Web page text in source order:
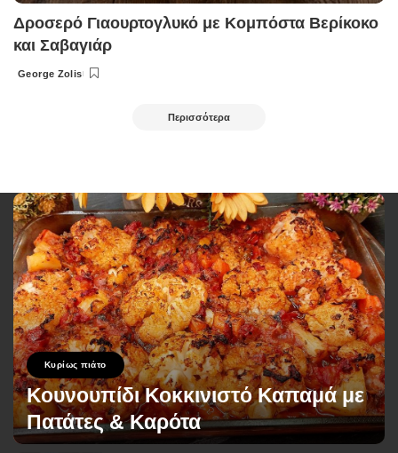
Δροσερό Γιαουρτογλυκό με Κομπόστα Βερίκοκο
και Σαβαγιάρ
Posted
George Zolis
Περισσότερα
Κυρίως πιάτο
Κουνουπίδι Κοκκινιστό Καπαμά με
Πατάτες & Καρότα